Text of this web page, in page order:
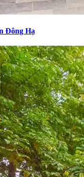
Đông Hạ